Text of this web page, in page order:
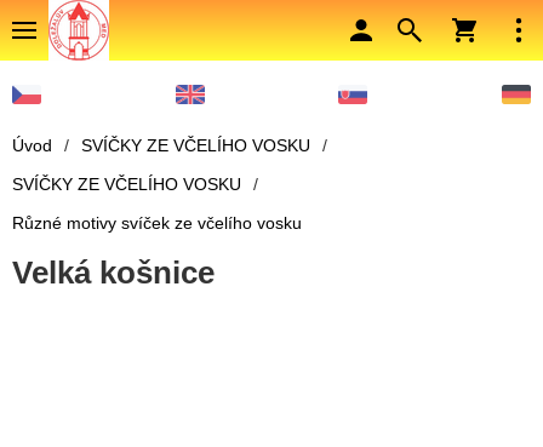
Úvod / SVÍČKY ZE VČELÍHO VOSKU
/
SVÍČKY ZE VČELÍHO VOSKU
/
Různé motivy svíček ze včelího vosku
Velká košnice